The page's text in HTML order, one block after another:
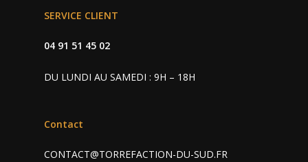
SERVICE CLIENT
04 91 51 45 02
DU LUNDI AU SAMEDI : 9H – 18H
Contact
CONTACT@TORREFACTION-DU-SUD.FR